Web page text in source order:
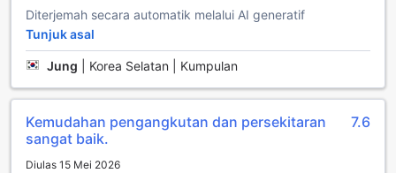
Makan dan aktiviti untuk dilakukan
Pagi selalunya bermula lebih baik dengan sarapan
percuma yang lazat, yang anda akan sentiasa nikmati di
Alexandra Hotel.
Sekitar penginapan
Pastikan anda melawati beberapa tarikan popular di
Diterjemah secara automatik melalui AI generatif
Tunjuk asal
Jung Korea Selatan | Kumpulan
Kemudahan pengangkutan dan persekitaran
sangat baik.
7.6
Diulas 15 Mei 2026